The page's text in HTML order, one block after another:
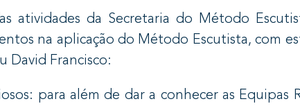
atividades da Secretaria do Método
na aplicação do Método Escutista, com
David Francisco:
para além de dar a conhecer as Equipas